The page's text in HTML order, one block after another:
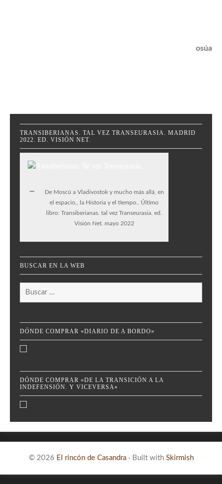
osúa
TRANSIBERIANAS. TAL VEZ TRANSEURASIA. MADRID
2022. ED. VISIÓN NET.
De Moscú a Vladivostok y mucho más allá, en
el espacio,, la Historia y el tiempo.. Último
libro: Transiberianas. tal vez Transeurasia. ed.
Visión Net. mayo 2022
BUSCAR EN LA WEB
Buscar:
DÓNDE COMPRAR «DIARIO DE A BORDO»
DÓNDE COMPRAR «DE LA TRANSICIÓN A LA
INDEFENSIÓN. Y VICEVERSA»
© 2026 El rincón de Casandra · Built with Skirmish